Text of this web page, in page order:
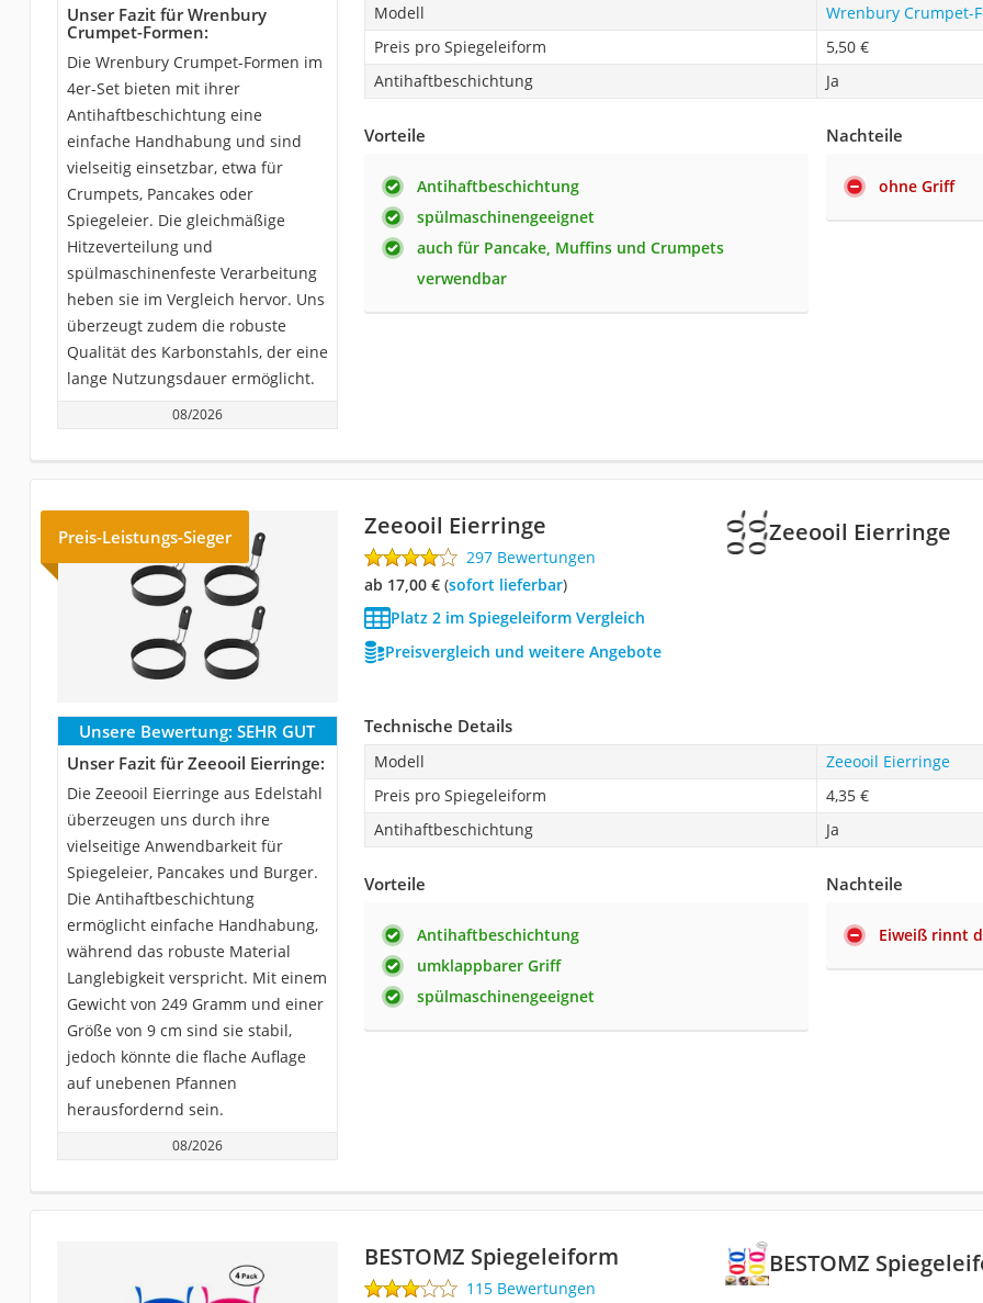
Unser Fazit für Wrenbury
Crumpet-Formen:
Die Wrenbury Crumpet-Formen im
4er-Set bieten mit ihrer
Antihaftbeschichtung eine
einfache Handhabung und sind
vielseitig einsetzbar, etwa für
Crumpets, Pancakes oder
Spiegeleier. Die gleichmäßige
Hitzeverteilung und
spülmaschinenfeste Verarbeitung
heben sie im Vergleich hervor. Uns
überzeugt zudem die robuste
Qualität des Karbonstahls, der eine
lange Nutzungsdauer ermöglicht.
08/2026
Modell
Wrenbury Crumpet-
Preis pro Spiegeleiform
5,50 €
Antihaftbeschichtung
Ja
Vorteile
Antihaftbeschichtung
spülmaschinengeeignet
auch für Pancake, Muffins und Crumpets
verwendbar
Nachteile
ohne Griff
Zeeooil Eierringe
Preis-Leistungs-Sieger Zeeooil Eierringe
297 Bewertungen
ab 17,00 €( Sofort lieferbar)
Platz 2 im Spiegeleiform Vergleich
Preisvergleich und weitere Angebote
Unsere Bewertung: SEHR GUT
Unser Fazit für Zeeooil Eierringe:
Die Zeeooil Eierringe aus Edelstahl
überzeugen uns durch ihre
vielseitige Anwendbarkeit für
Spiegeleier, Pancakes und Burger.
Die Antihaftbeschichtung
ermöglicht einfache Handhabung,
während das robuste Material
Langlebigkeit verspricht. Mit einem
Gewicht von 249 Gramm und einer
Größe von 9 cm sind sie stabil,
jedoch könnte die flache Auflage
auf unebenen Pfannen
herausfordernd sein.
08/2026
Technische Details
Modell
Zeeooil Eierringe
Preis pro Spiegeleiform
4,35 €
Antihaftbeschichtung
Ja
Vorteile
Antihaftbeschichtung
umklappbarer Griff
spülmaschinengeeignet
Nachteile
Eiweiß rinnt
BESTOMZ
BESTOMZ Spiegeleiform
115 Bewertungen